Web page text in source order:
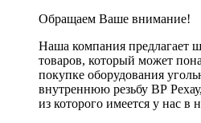
Обращаем Ваше внимание!
Наша компания предлагает
товаров, который может
покупке оборудования
внутреннюю резьбу ВР Рехау
из которого имеется у нас в